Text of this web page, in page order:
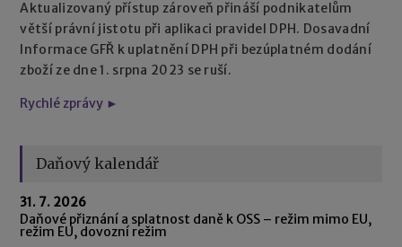
Aktualizovaný přístup zároveň přináší podnikatelům
větší právní jistotu při aplikaci pravidel DPH. Dosavadní
Informace GFŘ k uplatnění DPH při bezúplatném dodání
zboží ze dne 1. srpna 2023 se ruší.
Rychlé zprávy ►
Daňový kalendář
31. 7. 2026
Daňové přiznání a splatnost daně k OSS – režim mimo EU,
režim EU, dovozní režim